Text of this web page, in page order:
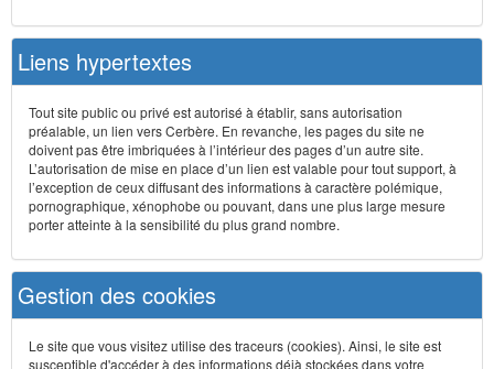
Liens hypertextes
Tout site public ou privé est autorisé à établir, sans autorisation
préalable, un lien vers Cerbère. En revanche, les pages du site ne
doivent pas être imbriquées à l’intérieur des pages d’un autre site.
L’autorisation de mise en place d’un lien est valable pour tout support, à
l’exception de ceux diffusant des informations à caractère polémique,
pornographique, xénophobe ou pouvant, dans une plus large mesure
porter atteinte à la sensibilité du plus grand nombre.
Gestion des cookies
Le site que vous visitez utilise des traceurs (cookies). Ainsi, le site est
susceptible d'accéder à des informations déjà stockées dans votre